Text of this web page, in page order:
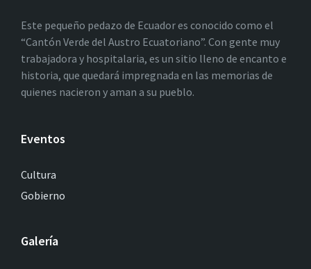
Este pequeño pedazo de Ecuador es conocido como el
“Cantón Verde del Austro Ecuatoriano”. Con gente muy
trabajadora y hospitalaria, es un sitio lleno de encanto e
historia, que quedará impregnada en las memorias de
quienes nacieron y aman a su pueblo.
Eventos
Cultura
Gobierno
Galería